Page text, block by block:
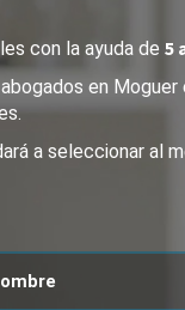
con la ayuda de 5
en
a seleccionar